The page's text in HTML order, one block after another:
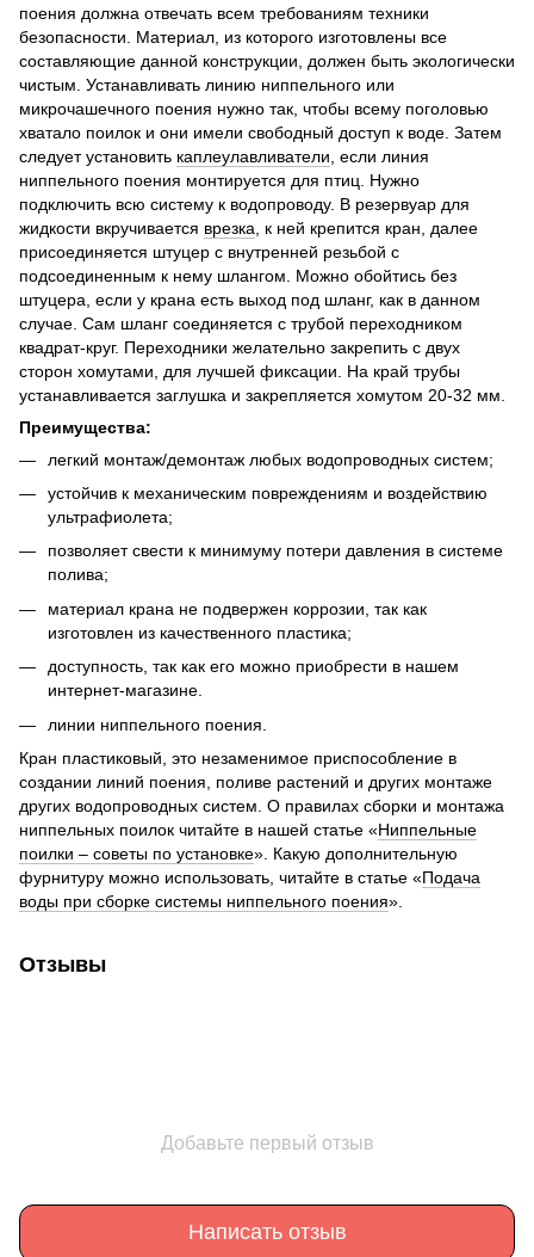
поения должна отвечать всем требованиям техники
безопасности. Материал, из которого изготовлены все
составляющие данной конструкции, должен быть экологически
чистым. Устанавливать линию ниппельного или
микрочашечного поения нужно так, чтобы всему поголовью
хватало поилок и они имели свободный доступ к воде. Затем
следует установить каплеулавливатели , если линия
ниппельного поения монтируется для птиц. Нужно
подключить всю систему к водопроводу. В резервуар для
жидкости вкручивается врезка , к ней крепится кран, далее
присоединяется штуцер с внутренней резьбой с
подсоединенным к нему шлангом. Можно обойтись без
штуцера, если у крана есть выход под шланг, как в данном
случае. Сам шланг соединяется с трубой переходником
квадрат-круг. Переходники желательно закрепить с двух
сторон хомутами, для лучшей фиксации. На край трубы
устанавливается заглушка и закрепляется хомутом 20-32 мм.
Преимущества:
легкий монтаж/демонтаж любых водопроводных систем;
устойчив к механическим повреждениям и воздействию
ультрафиолета;
позволяет свести к минимуму потери давления в системе
полива;
материал крана не подвержен коррозии, так как
изготовлен из качественного пластика;
доступность, так как его можно приобрести в нашем
интернет-магазине.
линии ниппельного поения.
Кран пластиковый, это незаменимое приспособление в
создании линий поения, поливе растений и других монтаже
других водопроводных систем. О правилах сборки и монтажа
ниппельных поилок читайте в нашей статье «Ниппельные
поилки – советы по установке». Какую дополнительную
фурнитуру можно использовать, читайте в статье «Подача
воды при сборке системы ниппельного поения».
Отзывы
Добавьте первый отзыв
Написать отзыв